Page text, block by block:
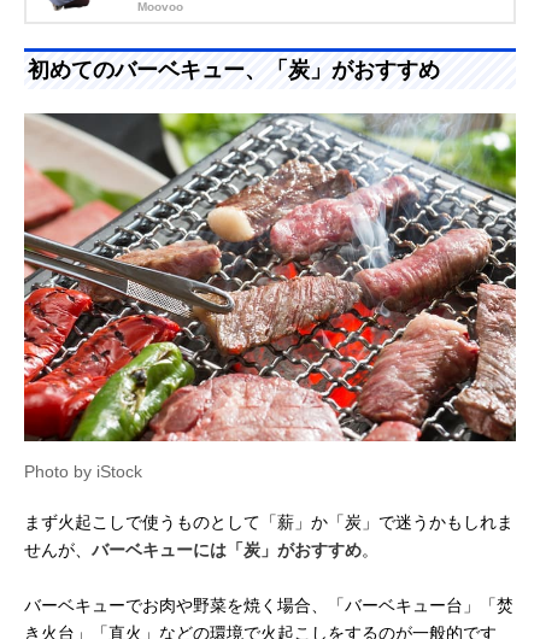
Moovoo
初めてのバーベキュー、「炭」がおすすめ
Photo by iStock
まず火起こしで使うものとして「薪」か「炭」で迷うかもしれま
せんが、 バーベキューには「炭」がおすすめ。
バーベキューでお肉や野菜を焼く場合、「バーベキュー台」「焚
き火台」「直火」などの環境で火起こしをするのが一般的です